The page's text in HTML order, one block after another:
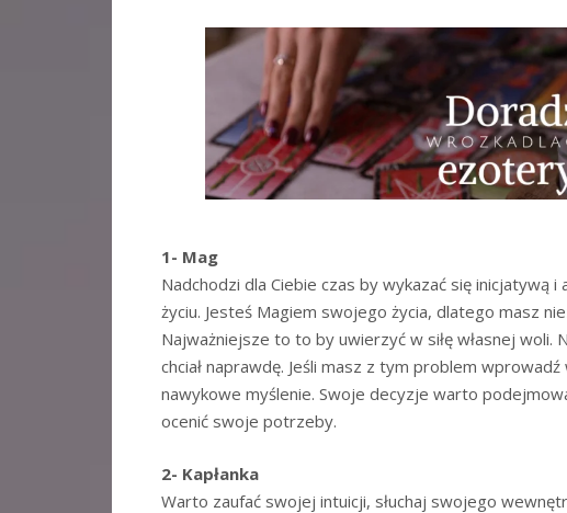
1- Mag
Nadchodzi dla Ciebie czas by wykazać się
życiu. Jesteś Magiem swojego życia, dlatego masz
Najważniejsze to to by uwierzyć w siłę własnej
chciał naprawdę. Jeśli masz z tym problem
nawykowe myślenie. Swoje decyzje warto
ocenić swoje potrzeby.
2- Kapłanka
Warto zaufać swojej intuicji, słuchaj swojego